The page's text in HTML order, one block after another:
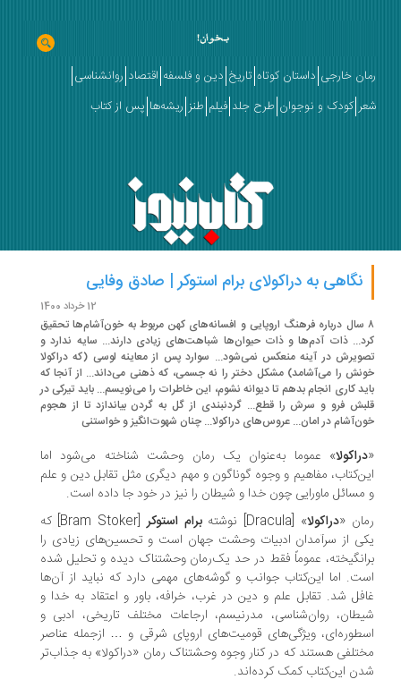
خارجی داستان کوتاه تاریخ دین و فلسفه اقتصاد روانشناسی
کودک و نوجوان طرح جلد فیلم طنز ریشه‌ها پس از کتاب
نگاهی به دراکولای برام استوکر | صادق وفایی
سال درباره فرهنگ‌ اروپایی و افسانه‌های کهن مربوط به خون‌آشام‌ها تحقیق
ذات آدم‌ها و ذات حیوان‌ها شباهت‌های زیادی دارند... سایه ندارد و
در آینه منعکس نمی‌شود... سوارد پس از معاینه لوسی (که دراکولا
را می‌آشامد) مشکل دختر را نه جسمی، که ذهنی می‌داند... از آنجا که
کاری انجام بدهم تا دیوانه نشوم، این خاطرات را می‌نویسم... باید تیرکی در
فرو و سرش را قطع... گردنبندی از گل به گردن بیاندازد تا از هجوم
در امان... عروس‌های دراکولا... چنان شهوت‌انگیز و خواستنی
» عموما به‌عنوان یک رمان وحشت شناخته می‌شود اما
مفاهیم و وجوه گوناگون و مهم دیگری مثل تقابل دین و علم
ماورایی چون خدا و شیطان را نیز در خود جا داده است.
دراکولا» [Dracula] نوشته برام استوکر [Bram Stoker]
که
از سرآمدان ادبیات وحشت جهان است و تحسین‌های زیادی را
عموماً فقط در حد یک‌رمان وحشتناک دیده و تحلیل شده
اما این‌کتاب جوانب و گوشه‌های مهمی دارد که نباید از آن‌ها
شد. تقابل علم و دین در غرب، خرافه، باور و اعتقاد به خدا و
روان‌شناسی، مدرنیسم، ارجاعات مختلف تاریخی، ادبی و
ویژگی‌های قومیت‌های اروپای شرقی و … ازجمله عناصر
هستند که در کنار وجوه وحشتناک رمان «دراکولا» به جذاب‌تر
این‌کتاب کمک کرده‌اند.